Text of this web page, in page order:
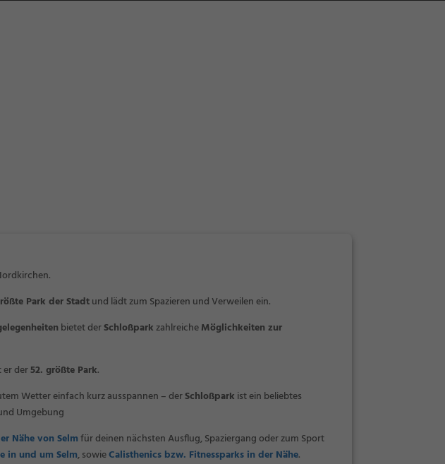
Park der Stadtund lädt zum Spazieren und Verweilen ein.
bietet derSchloßparkzahlreicheMöglichkeiten zur
er der52. größte Park.
Wetter einfach kurz ausspannen – derSchloßpark ist ein beliebtes
Umgebung
Nähe von Selmfür deinen nächsten Ausflug, Spaziergang oder zum Sport
in und um Selm, sowieCalisthenics bzw. Fitnessparks in der Nähe.